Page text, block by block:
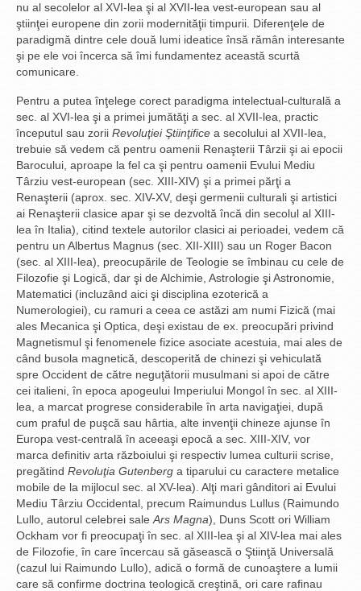
nu al secolelor al XVI-lea şi al XVII-lea vest-european sau al
ştiinţei europene din zorii modernităţii timpurii. Diferenţele de
paradigmă dintre cele două lumi ideatice însă rămân interesante
şi pe ele voi încerca să îmi fundamentez această scurtă
comunicare.
Pentru a putea înţelege corect paradigma intelectual-culturală a
sec. al XVI-lea şi a primei jumătăţi a sec. al XVII-lea, practic
începutul sau zorii Revoluţiei Ştiinţifice a secolului al XVII-lea,
trebuie să vedem că pentru oamenii Renaşterii Târzii şi ai epocii
Barocului, aproape la fel ca şi pentru oamenii Evului Mediu
Târziu vest-european (sec. XIII-XIV) şi a primei părţi a
Renaşterii (aprox. sec. XIV-XV, deşi germenii culturali şi artistici
ai Renaşterii clasice apar şi se dezvoltă încă din secolul al XIII-
lea în Italia), citind textele autorilor clasici ai perioadei, vedem că
pentru un Albertus Magnus (sec. XII-XIII) sau un Roger Bacon
(sec. al XIII-lea), preocupările de Teologie se îmbinau cu cele de
Filozofie şi Logică, dar şi de Alchimie, Astrologie şi Astronomie,
Matematici (incluzând aici şi disciplina ezoterică a
Numerologiei), cu ramuri a ceea ce astăzi am numi Fizică (mai
ales Mecanica şi Optica, deşi existau de ex. preocupări privind
Magnetismul şi fenomenele fizice asociate acestuia, mai ales de
când busola magnetică, descoperită de chinezi şi vehiculată
spre Occident de către neguţătorii musulmani si apoi de către
cei italieni, în epoca apogeului Imperiului Mongol în sec. al XIII-
lea, a marcat progrese considerabile în arta navigaţiei, după
cum praful de puşcă sau hârtia, alte invenţii chineze ajunse în
Europa vest-centrală în aceeaşi epocă a sec. XIII-XIV, vor
marca definitiv arta războiului şi respectiv lumea culturii scrise,
pregătind Revoluţia Gutenberg a tiparului cu caractere metalice
mobile de la mijlocul sec. al XV-lea). Alţi mari gânditori ai Evului
Mediu Târziu Occidental, precum Raimundus Lullus (Raimundo
Lullo, autorul celebrei sale Ars Magna), Duns Scott ori William
Ockham vor fi preocupaţi în sec. al XIII-lea şi al XIV-lea mai ales
de Filozofie, în care încercau să găsească o Ştiinţă Universală
(cazul lui Raimundo Lullo), adică o formă de cunoaştere a lumii
care să confirme doctrina teologică creştină, ori care rafinau